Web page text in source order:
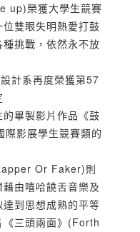
up)榮獲大學生競賽
雙眼失明熱愛打鼓
挑戰，依然永不放
畢製影片作品《鼓
際影展學生競賽類的
Or Faker)則
由嘻哈饒舌音樂及
到思想成熟的平等
《三頭兩面》(Forth